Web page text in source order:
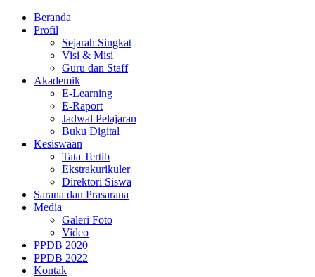
Beranda
Profil
Sejarah Singkat
Visi & Misi
Guru dan Staff
Akademik
E-Learning
E-Raport
Jadwal Pelajaran
Buku Digital
Kesiswaan
Tata Tertib
Ekstrakurikuler
Direktori Siswa
Sarana dan Prasarana
Media
Galeri Foto
Video
PPDB 2020
PPDB 2022
Kontak